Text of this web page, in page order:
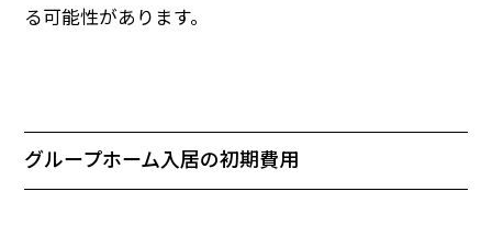
る可能性があります。
グループホーム入居の初期費用